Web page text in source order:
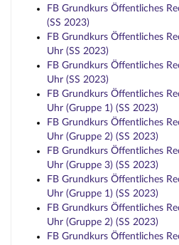
FB Grundkurs Öffentliches
(SS 2023)
FB Grundkurs Öffentliches
Uhr (SS 2023)
FB Grundkurs Öffentliches
Uhr (SS 2023)
FB Grundkurs Öffentliches
Uhr (Gruppe 1) (SS 2023)
FB Grundkurs Öffentliches
Uhr (Gruppe 2) (SS 2023)
FB Grundkurs Öffentliches
Uhr (Gruppe 3) (SS 2023)
FB Grundkurs Öffentliches
Uhr (Gruppe 1) (SS 2023)
FB Grundkurs Öffentliches
Uhr (Gruppe 2) (SS 2023)
FB Grundkurs Öffentliches